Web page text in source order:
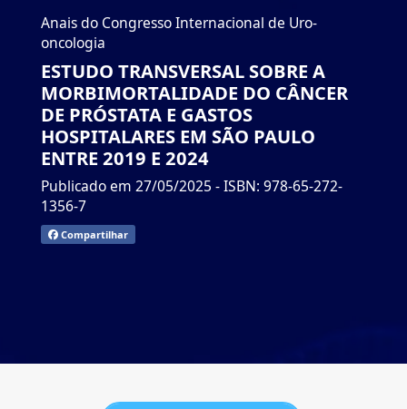
Anais do Congresso Internacional de Uro-
oncologia
ESTUDO TRANSVERSAL SOBRE A
MORBIMORTALIDADE DO CÂNCER
DE PRÓSTATA E GASTOS
HOSPITALARES EM SÃO PAULO
ENTRE 2019 E 2024
Publicado em 27/05/2025 - ISBN: 978-65-272-
1356-7
Compartilhar